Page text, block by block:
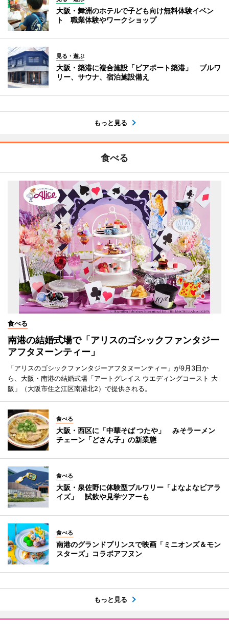
大阪・舞洲のホテルで子ども向け無料体験イベン
ト 職業体験やワークショップ
見る・遊ぶ
大阪・築港に複合施設「ビアポート築港」 ブルワ
リー、サウナ、宿泊施設備え
もっと見る
食べる
食べる
南港の結婚式場で「アリスのゴシックファンタジー
アフタヌーンティー」
「アリスのゴシックファンタジーアフタヌーンティー」が9月3日か
ら、大阪・南港の結婚式場「アートグレイス ウエディングコースト 大
阪」（大阪市住之江区南港北2）で提供される。
食べる
大阪・西区に「中華そば つたや」 みそラーメン
チェーン「どさん子」の新業態
食べる
大阪・泉佐野に体験型ブルワリー「よなよなビアラ
イズ」 試飲や見学ツアーも
食べる
南港のグランドプリンスで映画「ミニオンズ＆モン
スターズ」コラボアフヌン
もっと見る